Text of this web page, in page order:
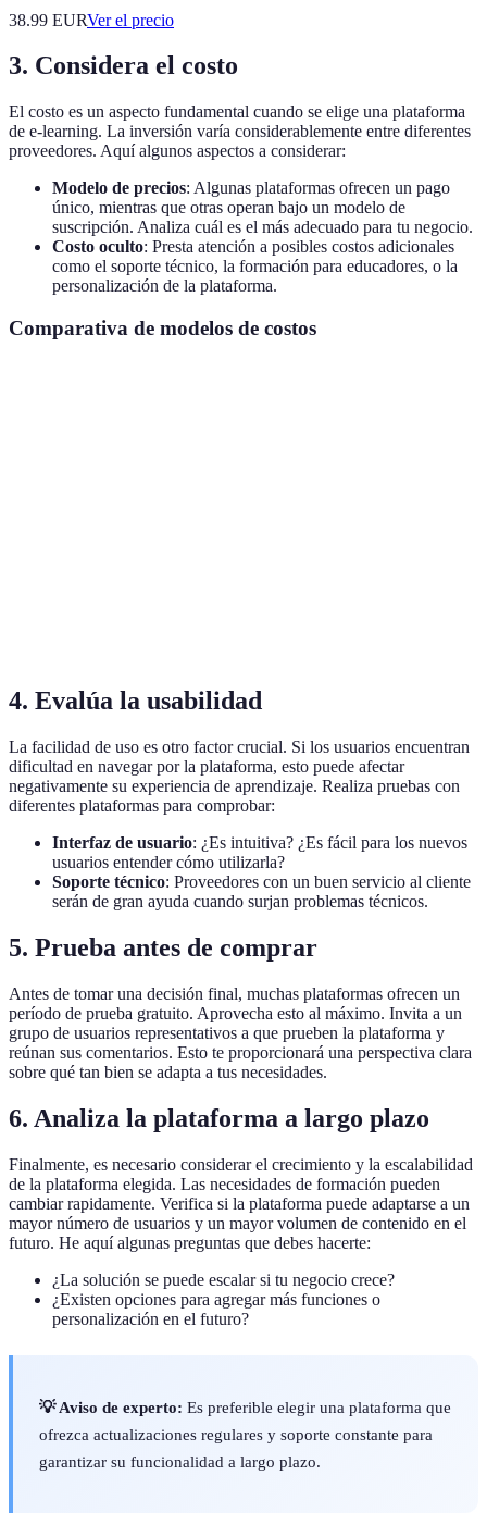
38.99 EURVer el precio
3. Considera el costo
El costo es un aspecto fundamental cuando se elige una plataforma
de e-learning. La inversión varía considerablemente entre diferentes
proveedores. Aquí algunos aspectos a considerar:
Modelo de precios: Algunas plataformas ofrecen un pago
único, mientras que otras operan bajo un modelo de
suscripción. Analiza cuál es el más adecuado para tu negocio.
Costo oculto: Presta atención a posibles costos adicionales
como el soporte técnico, la formación para educadores, o la
personalización de la plataforma.
Comparativa de modelos de costos
4. Evalúa la usabilidad
La facilidad de uso es otro factor crucial. Si los usuarios encuentran
dificultad en navegar por la plataforma, esto puede afectar
negativamente su experiencia de aprendizaje. Realiza pruebas con
diferentes plataformas para comprobar:
Interfaz de usuario: ¿Es intuitiva? ¿Es fácil para los nuevos
usuarios entender cómo utilizarla?
Soporte técnico: Proveedores con un buen servicio al cliente
serán de gran ayuda cuando surjan problemas técnicos.
5. Prueba antes de comprar
Antes de tomar una decisión final, muchas plataformas ofrecen un
período de prueba gratuito. Aprovecha esto al máximo. Invita a un
grupo de usuarios representativos a que prueben la plataforma y
reúnan sus comentarios. Esto te proporcionará una perspectiva clara
sobre qué tan bien se adapta a tus necesidades.
6. Analiza la plataforma a largo plazo
Finalmente, es necesario considerar el crecimiento y la escalabilidad
de la plataforma elegida. Las necesidades de formación pueden
cambiar rapidamente. Verifica si la plataforma puede adaptarse a un
mayor número de usuarios y un mayor volumen de contenido en el
futuro. He aquí algunas preguntas que debes hacerte:
¿La solución se puede escalar si tu negocio crece?
¿Existen opciones para agregar más funciones o
personalización en el futuro?
💡 Aviso de experto: Es preferible elegir una plataforma que
ofrezca actualizaciones regulares y soporte constante para
garantizar su funcionalidad a largo plazo.